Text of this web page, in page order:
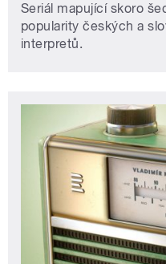
Seriál mapující skoro
popularity českých a
interpretů.